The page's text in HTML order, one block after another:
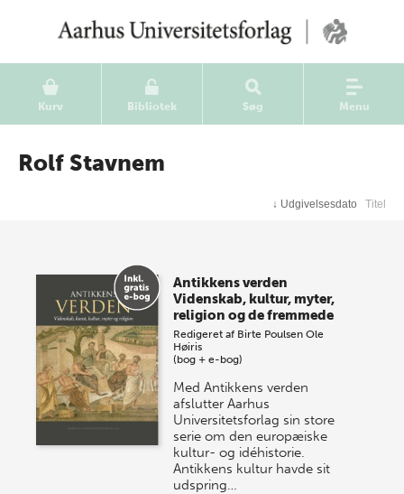
Kurv Bibliotek Søg Menu
Rolf Stavnem
↓ Udgivelsesdato Titel
Antikkens verden
Videnskab, kultur, myter,
religion og de fremmede
Redigeret af Birte Poulsen Ole
Høiris
(bog + e-bog)
Med Antikkens verden
afslutter Aarhus
Universitetsforlag sin store
serie om den europæiske
kultur- og idéhistorie.
Antikkens kultur havde sit
udspring…